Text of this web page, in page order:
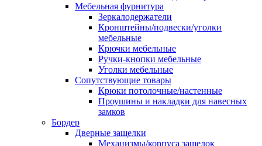
Мебельная фурнитура
Зеркалодержатели
Кронштейны/подвески/уголки
мебельные
Крючки мебельные
Ручки-кнопки мебельные
Уголки мебельные
Сопутствующие товары
Крюки потолочные/настенные
Проушины и накладки для навесных
замков
Бордер
Дверные защелки
Механизмы/корпуса защелок